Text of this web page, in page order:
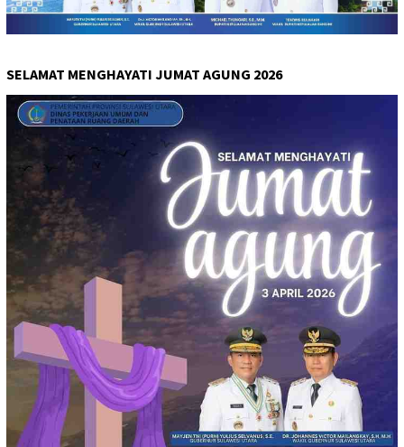
SELAMAT MENGHAYATI JUMAT AGUNG 2026